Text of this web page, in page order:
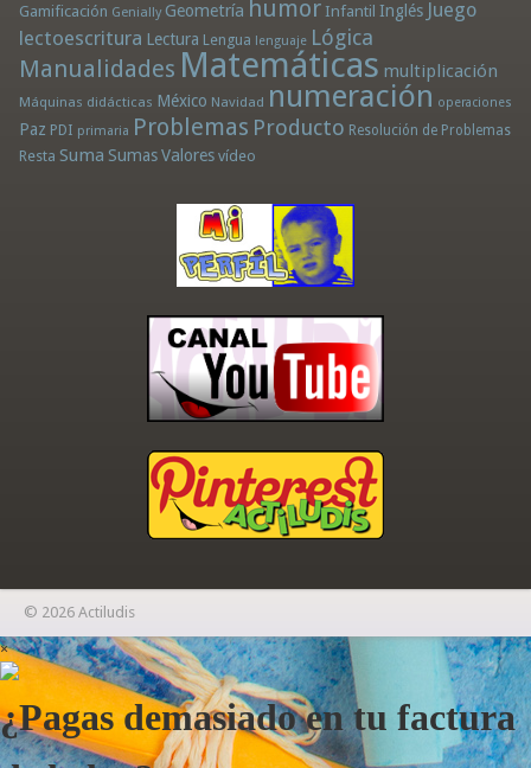
Gamificación Genially Geometría humor Infantil Inglés Juego
lectoescritura Lectura Lengua lenguaje Lógica
Manualidades Matemáticas multiplicación
Máquinas didácticas México Navidad numeración operaciones
Paz PDI primaria Problemas Producto Resolución de Problemas
Resta Suma Sumas Valores vídeo
© 2026 Actiludis
×
¿Pagas demasiado en tu factura